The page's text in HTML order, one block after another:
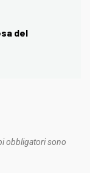
del
obbligatori sono